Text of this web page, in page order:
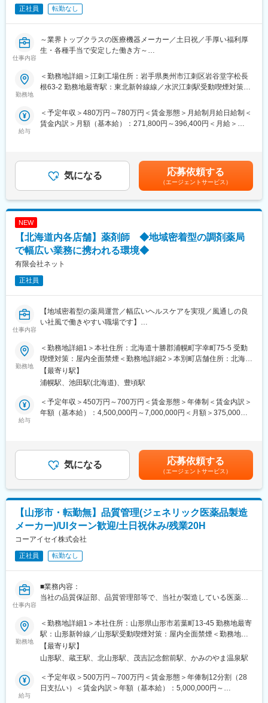
■同社について：
めるものは薬局ごとに異なります。同社ではそれぞれの薬局が現
場に即した運営を独自にしていく方針をとっており、周辺の医療
ー仕様をはじめ訪れる方すべてが心地よくご利用いただける設備
の充実など、地域の人々に親しまれ、明るく和やかな拠点となる
でも頼りにされる“マイ薬局”を目指しています。
・同社では薬剤師を「地域医療の担い手」と位置づけ、継続的に
の研修とも併せて、スキルアップを目指します。さらに、各薬局
の研修室では外部講師による実践的な研修会も随時開催。最新の
医学・医療に関する豊富な知識を身につけたり、患者様とのより
深いコミュニケーション構築のために人間性を磨いたりしなが
ら、真のスペシャリストを育成していきます。
変更の範囲：会社の定める業務
正社員 転勤なし
仕事内容
～業界トップクラスの医療機器メーカー／土日祝／手厚い福利厚
生・各種手当で安定した働き方～
■職務内容：
体外診断用医薬品及び医療機器の製造工場（奥州市）の製造管理
【具体的には】
・体外診断用医薬品や医療機器の検査、出荷判定
・不具合発生時の調査、対策検討、報告書の作成
・良い品質の製品が安定的に生産、出荷されるような社内ルール
の維持・構築
■配属先：
・グループリーダー：40代 ／製造管理者：30代 ／その他課員12
名：20～50代
入社後は、現担当の製造管理者と共に業務に従事いただきます。
■キャリアアップ：
薬剤師資格を活かした製造管理者業務に並行して医療機器に関す
いキャリアアップを目指すことが可能です。
（1）幅広い製品を開発、製造、販売、保守まで一貫体制で展開す
る数少ない総合技術メーカー
（2）LISもLASも業界トップクラスの製品で、国公立や大学付属
病院への導入実績多数
化システムや電解質ユニット・センサーなど、今後ますますグロ
ーバル事業の推進に注力
（5）最近では、スマートグラスを導入し、社員のメガネにつけた
カメラ・画像により、オンラインでフォローできる体制を構築中
変更の範囲：会社の定める業務
勤務地
＜勤務地詳細＞江刺工場住所：岩手県奥州市江刺区岩谷堂字松長
根63-2 勤務地最寄駅：東北新幹線線／水沢江刺駅受動喫煙対策：
給与
＜予定年収＞480万円～780万円＜賃金形態＞月給制月給日給制＜
賃金内訳＞月額（基本給）：271,800円～396,400円＜月給＞
労働時間超は時給単価×1、法定労働時間超は時給単価×1.25で計
算、記載金額は選考を通じて上下する可能性があります。）賃金
はあくまでも目安の金額であり、選考を通じて上下する可能性が
あります。月給(月額)は固定手当を含めた表記です。
気になる 応募依頼する
（エージェントサービス）
NEW
【北海道内各店舗】薬剤師 ◆地域密着型の調剤薬局
で幅広い業務に携われる環境◆
有限会社ネット
正社員
仕事内容
【地域密着型の薬局運営／幅広いヘルスケアを実現／風通しの良
い社風で働きやすい職場です】
当社が運営する帯広市、豊頃町、浦幌町、本別町にある調剤薬局
にて、薬剤師として処方箋調剤、服薬指導、薬歴管理、医師との
連携、在宅医療対応、地域住民への健康相談などを通じ、地域医
療に幅広く貢献します。薬局窓口業務だけでなく、在宅医療や健
康イベントなど多様な場面で、患者様一人ひとりの健康をサポー
トします。
・薬歴管理システムの入力・更新と服薬状況の把握
・医師への疑義照会や処方内容の確認を含む連携
・在宅患者様への訪問薬剤管理指導や服薬サポート
・薬局内の事務や運営に関する業務全般
■扱うサービス
調剤業務全般、在宅訪問薬剤管理指導、健康相談会など地域密着
型のサービスを提供し、地域の多様なニーズに応えています。
■組織構成
帯広市3店舗、豊頃町1店舗、浦幌町1店舗、本別町1店舗の合計6
店舗を運営し、全体で約40名のスタッフが協力し合いながら業務
を進めています。
■業務の魅力
幅広い診療科目を経験できるほか、在宅医療や店舗間異動により
多様なキャリア形成が可能です。患者様や地域とのつながりを実
感しながら働けます。
■教育体制
入社後はOJTや先輩薬剤師によるサポート体制が整い、実務を通
勤務地
＜勤務地詳細1＞本社住所：北海道十勝郡浦幌町字幸町75-5 受動
喫煙対策：屋内全面禁煙＜勤務地詳細2＞本別町店舗住所：北海道
中川郡本別町南1丁目6番地25 受動喫煙対策：屋内全面禁煙＜勤務
地詳細3＞豊頃町店舗住所：北海道中川郡豊頃町茂岩栄町107番地
【最寄り駅】
浦幌駅、池田駅(北海道)、豊頃駅
給与
＜予定年収＞450万円～700万円＜賃金形態＞年俸制＜賃金内訳＞
年額（基本給）：4,500,000円～7,000,000円＜月額＞375,000円
気になる 応募依頼する
（エージェントサービス）
【山形市・転勤無】品質管理(ジェネリック医薬品製造
メーカー)/UIターン歓迎/土日祝休み/残業20H
コーアイセイ株式会社
正社員 転勤なし
仕事内容
■業務内容：
当社の品質保証部、品質管理部等で、当社が製造している医薬品
■詳細内容：
・品質保証業務（GQP関連業務）
・品質管理業務（GMP関連業務）
・品質情報にかかる調査・報告業務
・薬事関連業務 など
勤務地
＜勤務地詳細1＞本社住所：山形県山形市若葉町13-45 勤務地最寄
駅：山形新幹線／山形駅受動喫煙対策：屋内全面禁煙＜勤務地詳
細2＞蔵王工場住所：山形県山形市蔵王松ヶ丘 二丁目1番7 （山形
市蔵王産業団地）受動喫煙対策：屋内全面禁煙
【最寄り駅】
山形駅、蔵王駅、北山形駅、茂吉記念館前駅、かみのやま温泉駅
給与
＜予定年収＞500万円～700万円＜賃金形態＞年俸制12分割（28
日支払い）＜賃金内訳＞年額（基本給）：5,000,000円～